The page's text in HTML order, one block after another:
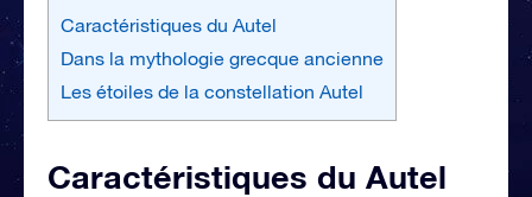
Caractéristiques du Autel
Dans la mythologie grecque ancienne
Les étoiles de la constellation Autel
Caractéristiques du Autel